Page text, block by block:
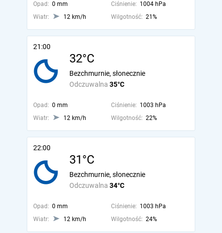
Opad: 0 mm Ciśnienie: 1004 hPa
Wiatr:
12 km/h Wilgotność: 21%
21:00
32°C
Odczuwalna 35°C
Bezchmurnie, słonecznie
Opad: 0 mm Ciśnienie: 1003 hPa
Wiatr:
12 km/h Wilgotność: 22%
22:00
31°C
Odczuwalna 34°C
Bezchmurnie, słonecznie
Opad: 0 mm Ciśnienie: 1003 hPa
Wiatr:
12 km/h Wilgotność: 24%